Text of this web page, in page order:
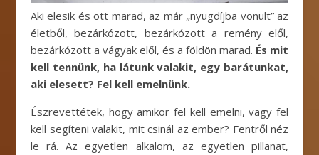
Aki elesik és ott marad, az már „nyugdíjba vonult” az
életből, bezárkózott, bezárkózott a remény elől,
bezárkózott a vágyak elől, és a földön marad. És mit
kell tennünk, ha látunk valakit, egy barátunkat,
aki elesett? Fel kell emelnünk.
Észrevettétek, hogy amikor fel kell emelni, vagy fel
kell segíteni valakit, mit csinál az ember? Fentről néz
le rá. Az egyetlen alkalom, az egyetlen pillanat,